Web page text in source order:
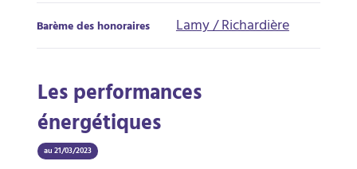
Barème des honoraires Lamy / Richardière
Les performances
énergétiques
au 21/03/2023